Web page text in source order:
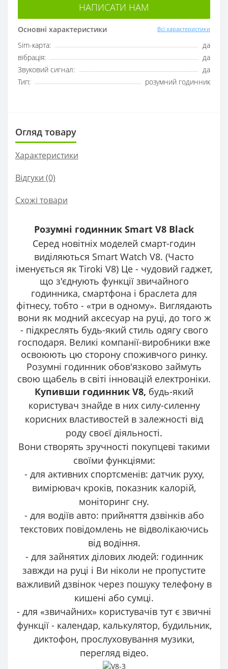
НАПИСАТИ НАМ
Основні характеристики Всі характеристики
Sim-карта:
да
вібрація:
да
Звуковий сигнал:
да
Тип:
розумний годинник
Огляд товару
Характеристики
Відгуки (0)
Схожі товари
Розумні годинник Smart V8 Black
Серед новітніх моделей смарт-годин
виділяються Smart Watch V8. (Часто
іменується як Tiroki V8) Це - чудовий гаджет,
що з'єднують функції звичайного
годинника, смартфона і браслета для
фітнесу, тобто - «три в одному». Виглядають
вони як модний аксесуар на руці, до того ж
- підкреслять будь-який стиль одягу свого
господаря. Великі компанії-виробники вже
освоюють цю сторону споживчого ринку.
Розумні годинник обов'язково займуть
свою щабель в світі інновацій електроніки.
Купивши годинник V8, будь-який
користувач знайде в них силу-силенну
корисних властивостей в залежності від
роду своєї діяльності.
Вони створять зручності покупцеві такими
своїми функціями:
- для активних спортсменів: датчик руху,
вимірювач кроків, показник калорій,
моніторинг сну.
- для водіїв авто: прийняття дзвінків або
текстових повідомлень не відволікаючись
від водіння.
- для зайнятих ділових людей: годинник
завжди на руці і Ви ніколи не пропустите
важливий дзвінок через пошуку телефону в
кишені або сумці.
- для «звичайних» користувачів тут є звичні
функції - календар, калькулятор, будильник,
диктофон, прослуховування музики,
перегляд відео.